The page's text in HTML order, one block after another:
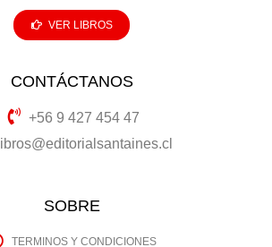
VER LIBROS
CONTÁCTANOS
+56 9 427 454 47
libros@editorialsantaines.cl
SOBRE
TERMINOS Y CONDICIONES